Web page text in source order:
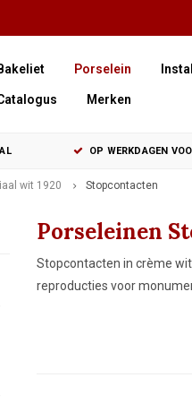
Porselein
Merken
OP WERKDAGEN
wit 1920 Stopcontacten
Porseleinen
Stopcontacten in crème
reproducties voor